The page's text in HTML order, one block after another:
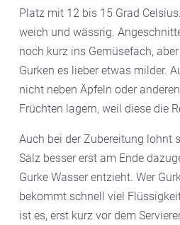
Platz mit 12 bis 15 Grad
weich und wässrig.
noch kurz ins Gemüsefach,
Gurken es lieber etwas milder.
nicht neben Äpfeln oder
Früchten lagern, weil diese die
Auch bei der Zubereitung lohnt
Salz besser erst am Ende
Gurke Wasser entzieht. Wer
bekommt schnell viel
ist es, erst kurz vor dem